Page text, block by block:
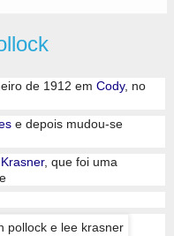
de 1912 em Cody, no
e depois mudou-se
, que foi uma